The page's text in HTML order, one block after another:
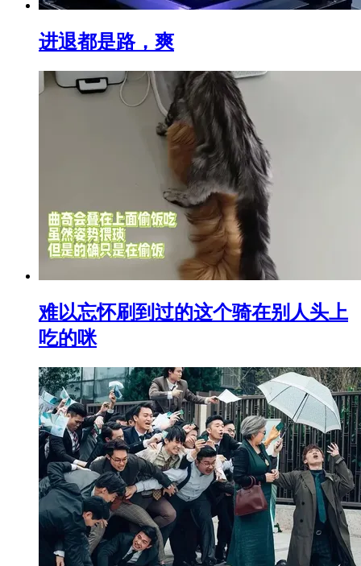
进退都是路，爽
难以忘怀刷到过的这个骑在别人头上
吃的咪